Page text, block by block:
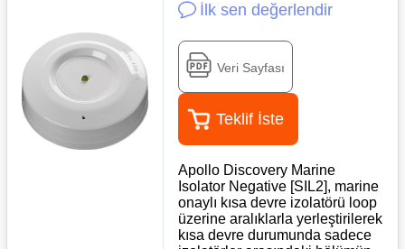
İlk sen değerlendir
Veri Sayfası
Teklif İste
Apollo Discovery Marine
Isolator Negative [SIL2], marine
onaylı kısa devre izolatörü loop
üzerine aralıklarla yerleştirilerek
kısa devre durumunda sadece